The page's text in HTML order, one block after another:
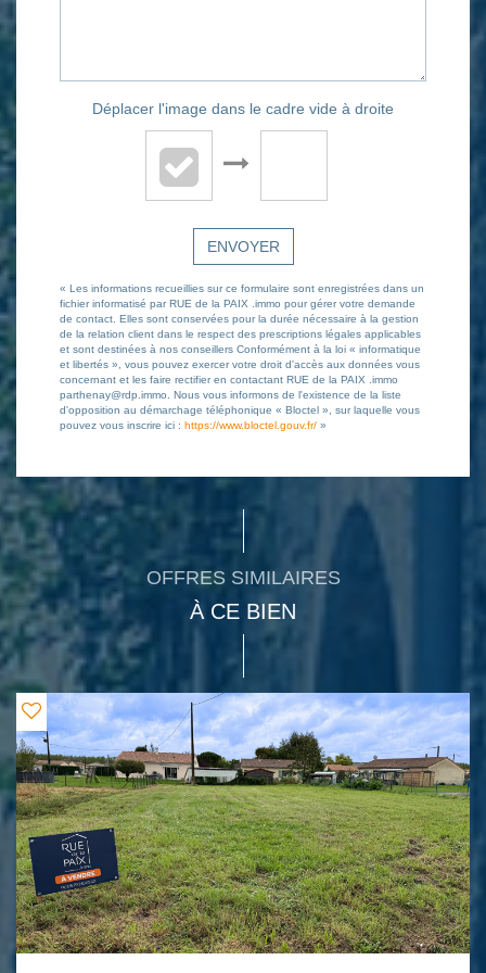
Déplacer l'image dans le cadre vide à droite
ENVOYER
« Les informations recueillies sur ce formulaire sont enregistrées dans un
fichier informatisé par RUE de la PAIX .immo pour gérer votre demande
de contact. Elles sont conservées pour la durée nécessaire à la gestion
de la relation client dans le respect des prescriptions légales applicables
et sont destinées à nos conseillers Conformément à la loi « informatique
et libertés », vous pouvez exercer votre droit d'accès aux données vous
concernant et les faire rectifier en contactant RUE de la PAIX .immo
parthenay@rdp.immo. Nous vous informons de l'existence de la liste
d'opposition au démarchage téléphonique « Bloctel », sur laquelle vous
pouvez vous inscrire ici : https://www.bloctel.gouv.fr/ »
OFFRES SIMILAIRES
À CE BIEN